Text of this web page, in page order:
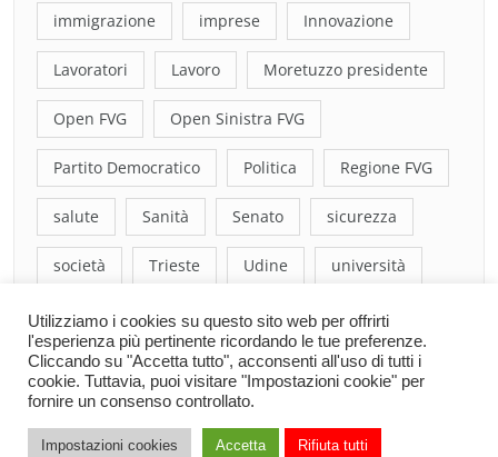
immigrazione imprese Innovazione
Lavoratori Lavoro Moretuzzo presidente
Open FVG Open Sinistra FVG
Partito Democratico Politica Regione FVG
salute Sanità Senato sicurezza
società Trieste Udine università
Utilizziamo i cookies su questo sito web per offrirti
l'esperienza più pertinente ricordando le tue preferenze.
Cliccando su "Accetta tutto", acconsenti all'uso di tutti i
cookie. Tuttavia, puoi visitare "Impostazioni cookie" per
fornire un consenso controllato.
Impostazioni cookies Accetta Rifiuta tutti